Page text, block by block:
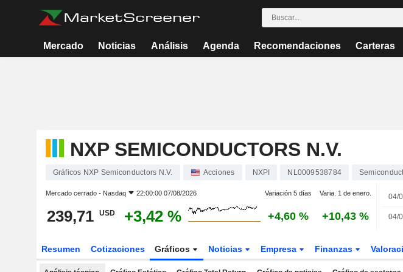
Mercado Noticias Análisis Agenda Recomendaciones Carteras
NXP SEMICONDUCTORS N.V.
Gráficos NXP Semiconductors N.V. Acciones NXPI NL0009538784
Mercado cerrado - Nasdaq 22:00:00 07/08/2026 Variación 5 días Varia. 1 de enero.
239,71 USD +3,42 % +4,60 % +10,43 %
04/
04/
Resumen Cotizaciones Gráficos Noticias Empresa Finanzas